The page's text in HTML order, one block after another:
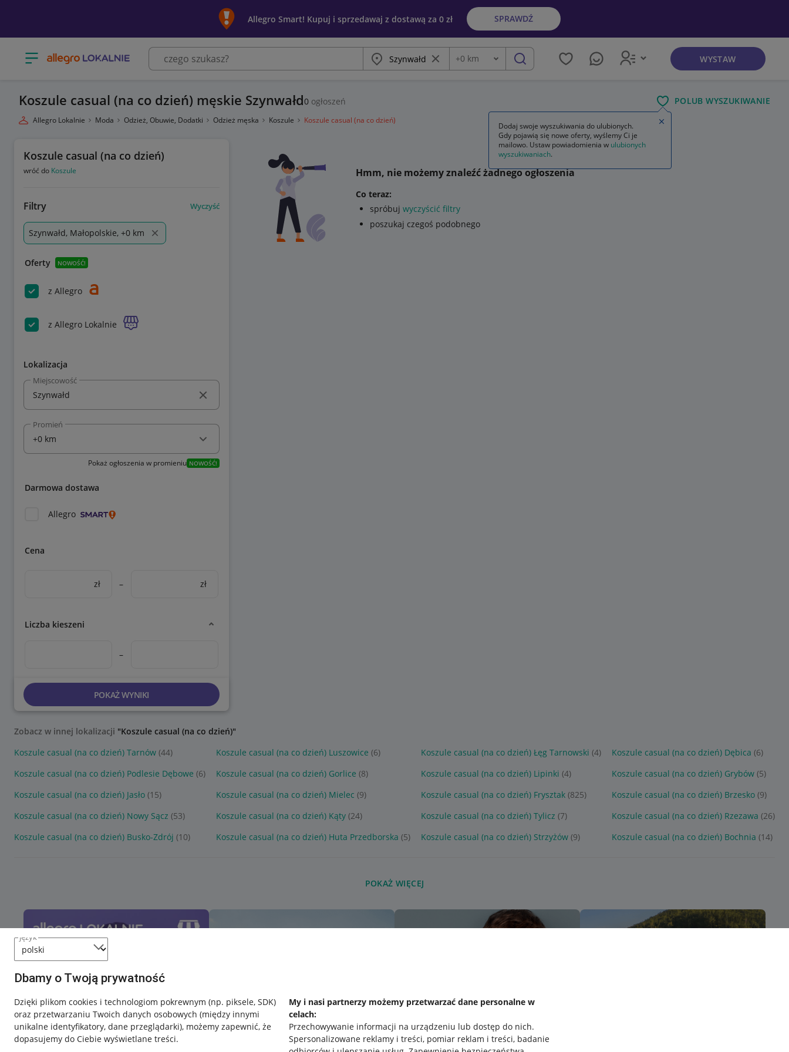
język
Dbamy o Twoją prywatność
Dzięki plikom cookies i technologiom pokrewnym (np. piksele, SDK)
oraz przetwarzaniu Twoich danych osobowych (między innymi
unikalne identyfikatory, dane przeglądarki), możemy zapewnić, że
dopasujemy do Ciebie wyświetlane treści.
My i nasi partnerzy możemy przetwarzać dane personalne w
celach:
Przechowywanie informacji na urządzeniu lub dostęp do nich.
Spersonalizowane reklamy i treści, pomiar reklam i treści, badanie
Allegro Smart! Kupuj i sprzedawaj z dostawą za 0 zł SPRAWDŹ
Otwórz menu z kategoriami Miasto Wyczyść frazę
Odległość
+0 km szukaj WYSTAW
Koszule casual (na co dzień) męskie Szynwałd0 ogłoszeń POLUB WYSZUKIWANIE
Allegro Lokalnie Moda Odzież, Obuwie, Dodatki Odzież męska Koszule Koszule casual (na co dzień)
Koszule casual (na co dzień)
wróć do Koszule
Filtry Wyczyść
Szynwałd, Małopolskie, +0 km
Oferty NOWOŚĆ!
z Allegro
z Allegro Lokalnie
Lokalizacja
Miejscowość
Promień
Pokaż ogłoszenia w promieniu NOWOŚĆ!
Darmowa dostawa
Allegro
Cena
zł – zł
Liczba kieszeni
–
POKAŻ WYNIKI
Hmm, nie możemy znaleźć żadnego ogłoszenia
Co teraz:
spróbuj wyczyścić filtry
poszukaj czegoś podobnego
Zobacz w innej lokalizacji "Koszule casual (na co dzień)"
Koszule casual (na co dzień) Tarnów (44) Koszule casual (na co dzień) Luszowice (6) Koszule casual (na co dzień) Łęg Tarnowski (4) Koszule casual (na co dzień) Dębica (6)
Koszule casual (na co dzień) Podlesie Dębowe (6) Koszule casual (na co dzień) Gorlice (8) Koszule casual (na co dzień) Lipinki (4) Koszule casual (na co dzień) Grybów (5)
Koszule casual (na co dzień) Jasło (15) Koszule casual (na co dzień) Mielec (9) Koszule casual (na co dzień) Frysztak (825) Koszule casual (na co dzień) Brzesko (9)
Koszule casual (na co dzień) Nowy Sącz (53) Koszule casual (na co dzień) Kąty (24) Koszule casual (na co dzień) Tylicz (7) Koszule casual (na co dzień) Rzezawa (26)
Koszule casual (na co dzień) Busko-Zdrój (10) Koszule casual (na co dzień) Huta Przedborska (5) Koszule casual (na co dzień) Strzyżów (9) Koszule casual (na co dzień) Bochnia (14)
POKAŻ WIĘCEJ
Dodaj swoje wyszukiwania do ulubionych.
Gdy pojawią się nowe oferty, wyślemy Ci je
mailowo. Ustaw powiadomienia w ulubionych
wyszukiwaniach.
Zamknij wskazówkę